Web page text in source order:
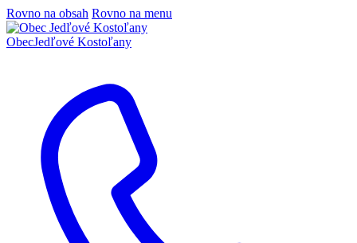
Rovno na obsah Rovno na menu
ObecJedľové Kostoľany